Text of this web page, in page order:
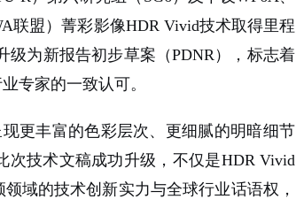
联盟）菁彩影像HDR Vivid技术取得里程
为新报告初步草案（PDNR），标志着
专家的一致认可。
更丰富的色彩层次、更细腻的明暗细节
技术文稿成功升级，不仅是HDR Vivid
域的技术创新实力与全球行业话语权，